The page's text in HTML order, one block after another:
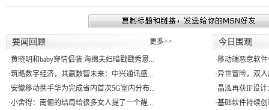
要闻回顾 更多>>
·黄晓明和baby穿情侣装 海绵夫妇暗戳戳秀恩...
·筑路数字经济，共赢数智未来：中兴通讯盛...
·安徽移动携手华为完成省内首次5G室内分布...
·小舍得：南俪的结局给很多女人提了一个醒...
今日围观
·移动端恶意软件
·异世冒险，双
·晶泓再获IF设
·基础软件持续